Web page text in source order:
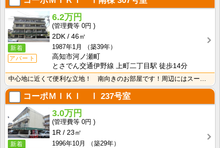
新着
アパート
6.2万円
0円
2DK
46㎡
1987年1月
（築39年）
高知市河ノ瀬町
とさでん交通伊野線 上町二丁目駅 徒歩14分
中心地に近くて便利な立地！ 南向きのお部屋です！周辺にはスーパー・コンビニ・飲食店などがあり便利な立･･･
コーポＭＩＫＩ Ⅰ 237号室
新着
3.0万円
0円
1R
23㎡
1996年10月
（築29年）